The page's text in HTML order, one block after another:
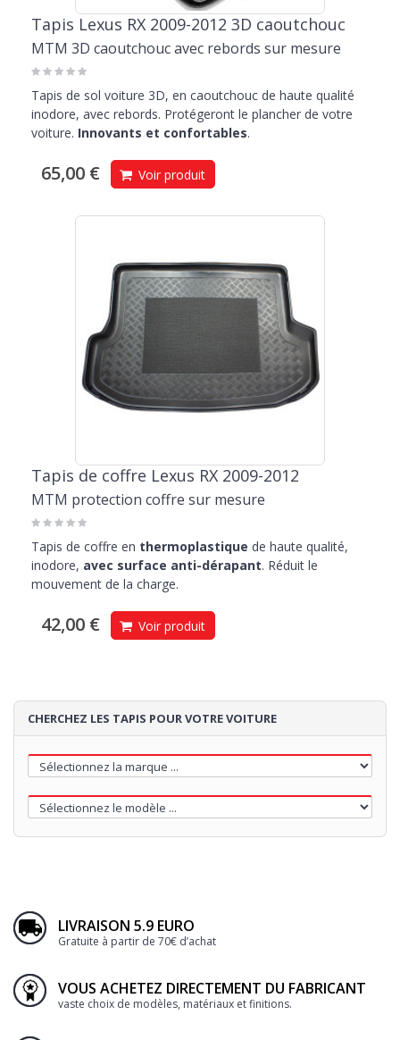
Tapis Lexus RX 2009-2012 3D caoutchouc
MTM 3D caoutchouc avec rebords sur mesure
Tapis de sol voiture 3D, en caoutchouc de haute qualité
inodore, avec rebords. Protégeront le plancher de votre
voiture. Innovants et confortables.
65,00 € Voir produit
Tapis de coffre Lexus RX 2009-2012
MTM protection coffre sur mesure
Tapis de coffre en thermoplastique de haute qualité,
inodore, avec surface anti-dérapant. Réduit le
mouvement de la charge.
42,00 € Voir produit
CHERCHEZ LES TAPIS POUR VOTRE VOITURE
LIVRAISON 5.9 EURO
Gratuite à partir de 70€ d’achat
VOUS ACHETEZ DIRECTEMENT DU FABRICANT
vaste choix de modèles, matériaux et finitions.